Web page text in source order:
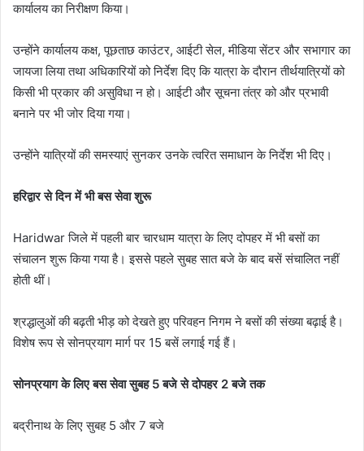
कार्यालय का निरीक्षण किया।
उन्होंने कार्यालय कक्ष, पूछताछ काउंटर, आईटी सेल, मीडिया सेंटर और सभागार का
जायजा लिया तथा अधिकारियों को निर्देश दिए कि यात्रा के दौरान तीर्थयात्रियों को
किसी भी प्रकार की असुविधा न हो। आईटी और सूचना तंत्र को और प्रभावी
बनाने पर भी जोर दिया गया।
उन्होंने यात्रियों की समस्याएं सुनकर उनके त्वरित समाधान के निर्देश भी दिए।
हरिद्वार से दिन में भी बस सेवा शुरू
Haridwar जिले में पहली बार चारधाम यात्रा के लिए दोपहर में भी बसों का
संचालन शुरू किया गया है। इससे पहले सुबह सात बजे के बाद बसें संचालित नहीं
होती थीं।
श्रद्धालुओं की बढ़ती भीड़ को देखते हुए परिवहन निगम ने बसों की संख्या बढ़ाई है।
विशेष रूप से सोनप्रयाग मार्ग पर 15 बसें लगाई गई हैं।
सोनप्रयाग के लिए बस सेवा सुबह 5 बजे से दोपहर 2 बजे तक
बद्रीनाथ के लिए सुबह 5 और 7 बजे